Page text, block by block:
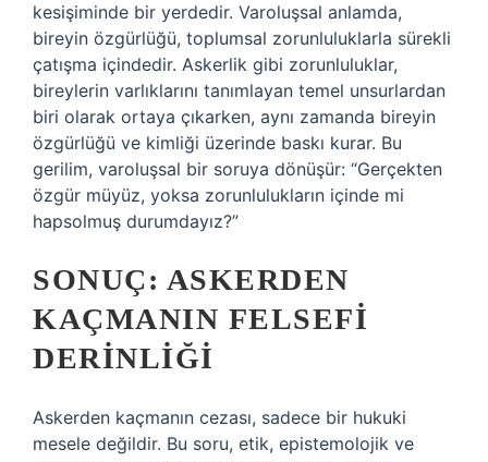
kesişiminde bir yerdedir. Varoluşsal anlamda,
bireyin özgürlüğü, toplumsal zorunluluklarla sürekli
çatışma içindedir. Askerlik gibi zorunluluklar,
bireylerin varlıklarını tanımlayan temel unsurlardan
biri olarak ortaya çıkarken, aynı zamanda bireyin
özgürlüğü ve kimliği üzerinde baskı kurar. Bu
gerilim, varoluşsal bir soruya dönüşür: “Gerçekten
özgür müyüz, yoksa zorunlulukların içinde mi
hapsolmuş durumdayız?”
SONUÇ: ASKERDEN
KAÇMANIN FELSEFI
DERINLIĞI
Askerden kaçmanın cezası, sadece bir hukuki
mesele değildir. Bu soru, etik, epistemolojik ve